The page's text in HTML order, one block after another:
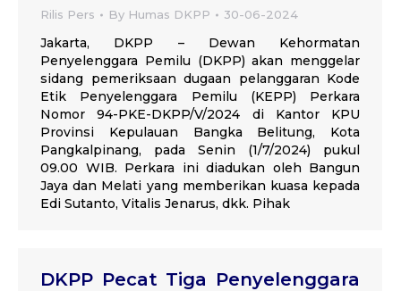
Rilis Pers By Humas DKPP 30-06-2024
Jakarta, DKPP – Dewan Kehormatan
Penyelenggara Pemilu (DKPP) akan menggelar
sidang pemeriksaan dugaan pelanggaran Kode
Etik Penyelenggara Pemilu (KEPP) Perkara
Nomor 94-PKE-DKPP/V/2024 di Kantor KPU
Provinsi Kepulauan Bangka Belitung, Kota
Pangkalpinang, pada Senin (1/7/2024) pukul
09.00 WIB. Perkara ini diadukan oleh Bangun
Jaya dan Melati yang memberikan kuasa kepada
Edi Sutanto, Vitalis Jenarus, dkk. Pihak
DKPP Pecat Tiga Penyelenggara